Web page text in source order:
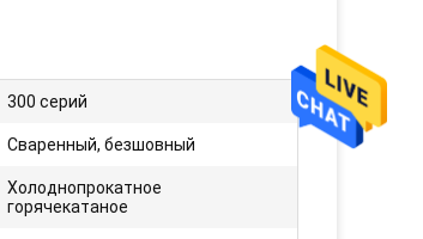
300 серий
Сваренный, безшовный
Холоднопрокатное
горячекатаное